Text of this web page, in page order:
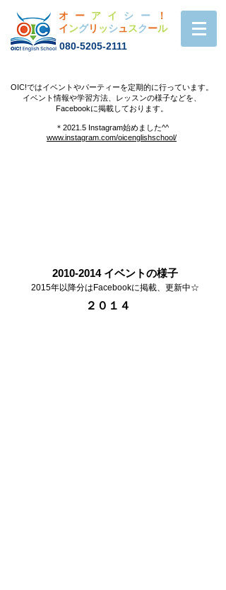
オー アイ シー
！
イ ングリ ッシュ スクール
080-5205-2111
OIC!ではイベントやパーティーを定期的に行っています。
イベント情報や学習方法、レッスンの様子などを、
Facebookに掲載しております。
＊2021.5 Instagram始めました^^
www.instagram.com/oicenglishschool/
2010-2014イベントの様子
2015年以降分はFacebookに掲載、更新中☆
２０１４